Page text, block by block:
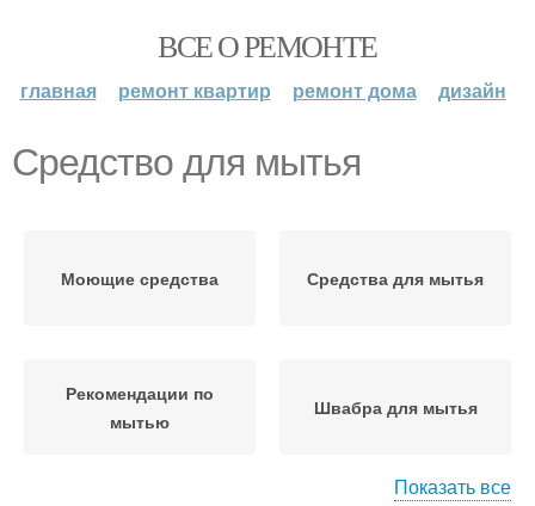
ВСЕ О РЕМОНТЕ
главная ремонт квартир ремонт дома дизайн
Средство для мытья
Моющие средства Средства для мытья
Рекомендации по
мытью
Швабра для мытья
Показать все